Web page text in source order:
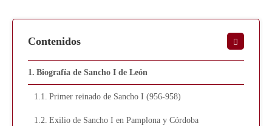
Contenidos
Biografía de Sancho I de León
Primer reinado de Sancho I (956-958)
Exilio de Sancho I en Pamplona y Córdoba